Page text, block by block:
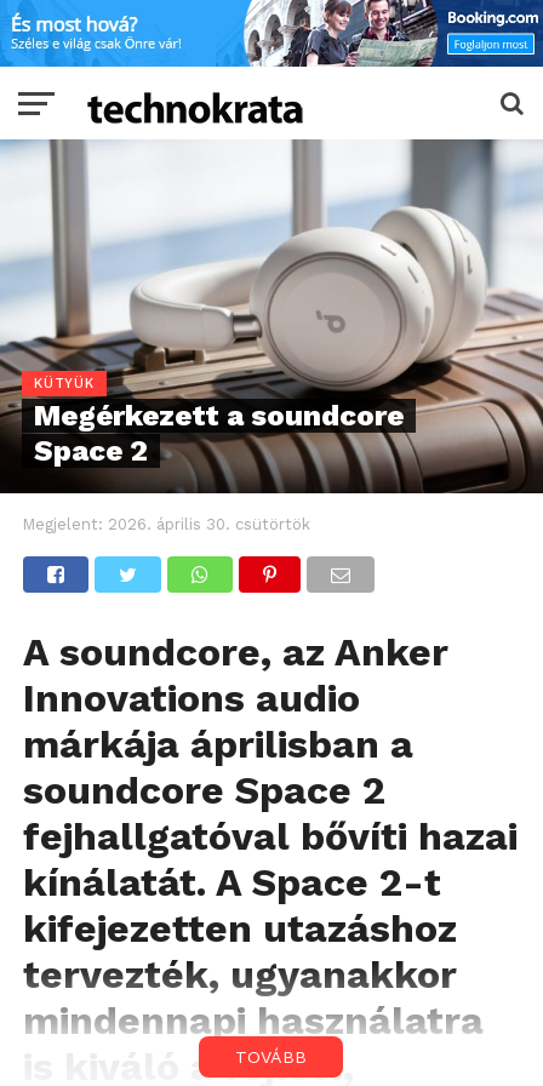
KÜTYÜK
Megérkezett a soundcore
Space 2
Megjelent: 2026. április 30. csütörtök
A soundcore, az Anker
Innovations audio
márkája áprilisban a
soundcore Space 2
fejhallgatóval bővíti hazai
kínálatát. A Space 2-t
kifejezetten utazáshoz
tervezték, ugyanakkor
mindennapi használatra
is kiváló a fejlett,
TOVÁBB